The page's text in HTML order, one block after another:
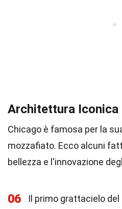
Architettura Iconica
Chicago è famosa per la
mozzafiato. Ecco alcuni
bellezza e l'innovazione
06
Il primo grattacielo del